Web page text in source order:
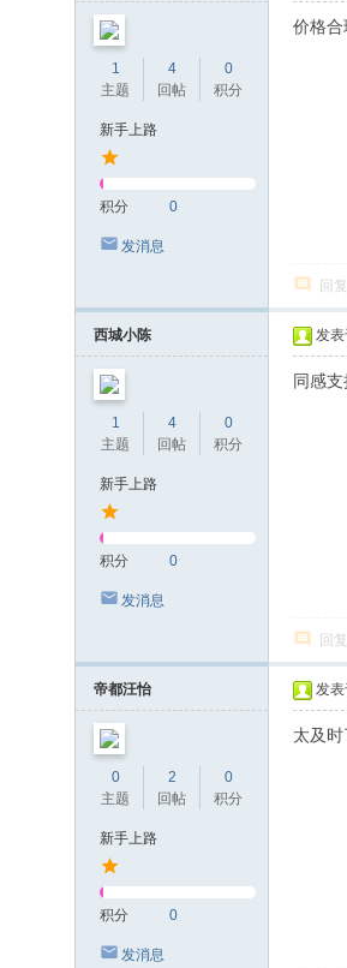
1
主题
4
回帖
0
积分
新手上路
积分 0
发消息
价格合
回复
西城小陈
1
主题
4
回帖
0
积分
新手上路
积分 0
发消息
发
同感
回复
帝都汪怡
0
主题
2
回帖
0
积分
新手上路
积分 0
发消息
发
太及